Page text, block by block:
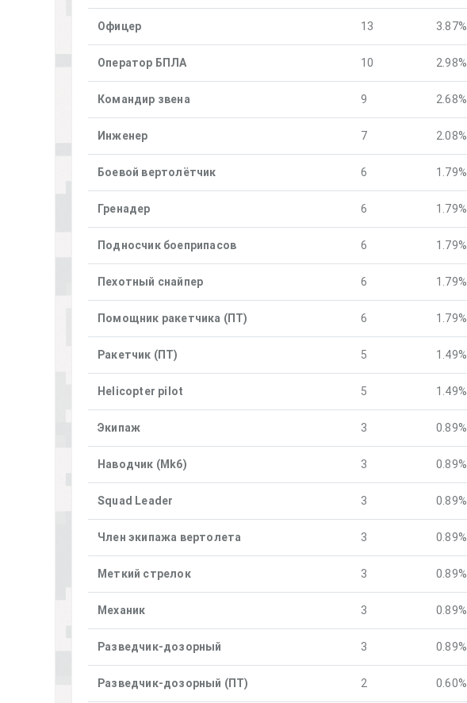
Офицер 13 3.87%
Оператор БПЛА 10 2.98%
Командир звена 9 2.68%
Инженер 7 2.08%
Боевой вертолётчик 6 1.79%
Гренадер 6 1.79%
Подносчик боеприпасов 6 1.79%
Пехотный снайпер 6 1.79%
Помощник ракетчика (ПТ) 6 1.79%
Ракетчик (ПТ) 5 1.49%
Helicopter pilot 5 1.49%
Экипаж 3 0.89%
Наводчик (Mk6) 3 0.89%
Squad Leader 3 0.89%
Член экипажа вертолета 3 0.89%
Меткий стрелок 3 0.89%
Механик 3 0.89%
Разведчик-дозорный 3 0.89%
Разведчик-дозорный (ПТ) 2 0.60%